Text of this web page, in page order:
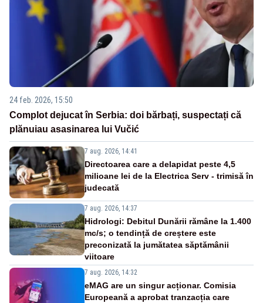
24 feb. 2026, 15:50
Complot dejucat în Serbia: doi bărbați, suspectați că
plănuiau asasinarea lui Vučić
7 aug. 2026, 14:41
Directoarea care a delapidat peste 4,5
milioane lei de la Electrica Serv - trimisă în
judecată
7 aug. 2026, 14:37
Hidrologi: Debitul Dunării rămâne la 1.400
mc/s; o tendință de creștere este
preconizată la jumătatea săptămânii
viitoare
7 aug. 2026, 14:32
eMAG are un singur acționar. Comisia
Europeană a aprobat tranzacția care